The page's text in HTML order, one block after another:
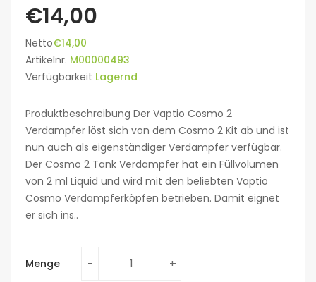
€14,00
Netto€14,00
Artikelnr. M00000493
Verfügbarkeit Lagernd
Produktbeschreibung Der Vaptio Cosmo 2
Verdampfer löst sich von dem Cosmo 2 Kit ab und ist
nun auch als eigenständiger Verdampfer verfügbar.
Der Cosmo 2 Tank Verdampfer hat ein Füllvolumen
von 2 ml Liquid und wird mit den beliebten Vaptio
Cosmo Verdampferköpfen betrieben. Damit eignet
er sich ins..
Menge